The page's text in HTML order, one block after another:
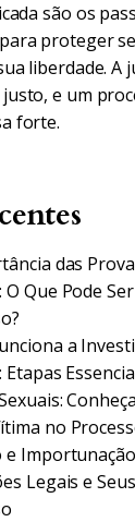
são os
proteger
liberdade. A
e um
forte.
das
O Que Pode
a
Etapas
no
Legais e